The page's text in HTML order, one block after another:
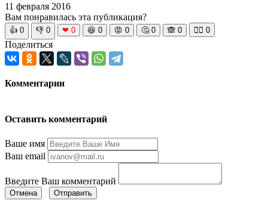
11 февраля 2016
Вам понравилась эта публикация?
👍 0 👎 0 ❤ 0 😆 0 😡 0 🤔 0 🙈 0 🧘‍♀️ 0
Поделиться
Комментарии
Оставить комментарий
Ваше имя
Ваш email
Введите Ваш комментарий
Отмена Отправить